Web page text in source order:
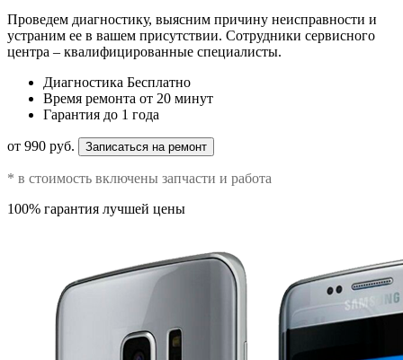
Проведем диагностику, выясним причину неисправности и
устраним ее в вашем присутствии. Сотрудники сервисного
центра – квалифицированные специалисты.
Диагностика Бесплатно
Время ремонта от 20 минут
Гарантия до 1 года
от 990 руб. Записаться на ремонт
* в стоимость включены запчасти и работа
100% гарантия лучшей цены